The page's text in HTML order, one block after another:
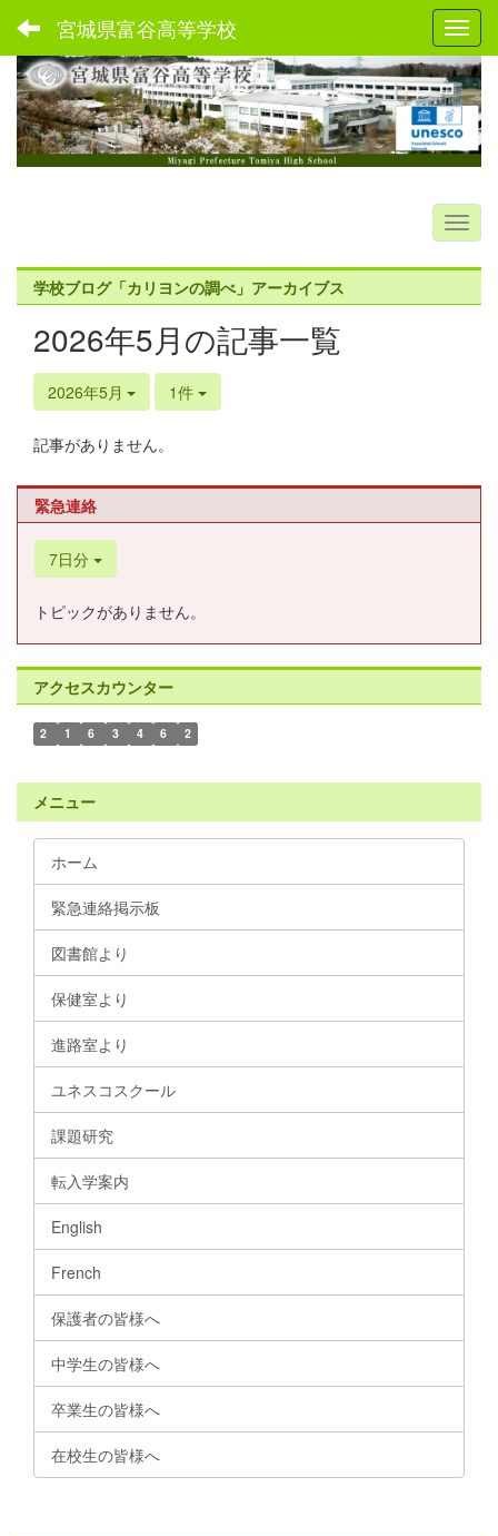
宮城県富谷高等学校
学校ブログ「カリヨンの調べ」アーカイブス
2026年5月の記事一覧
2026年5月 1件
記事がありません。
緊急連絡
7日分
トピックがありません。
アクセスカウンター
2 1 6 3 4 6 2
メニュー
ホーム
緊急連絡掲示板
図書館より
保健室より
進路室より
ユネスコスクール
課題研究
転入学案内
English
French
保護者の皆様へ
中学生の皆様へ
卒業生の皆様へ
在校生の皆様へ